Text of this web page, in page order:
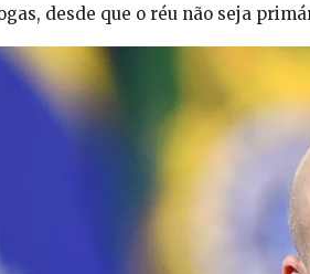
desde que o réu não seja